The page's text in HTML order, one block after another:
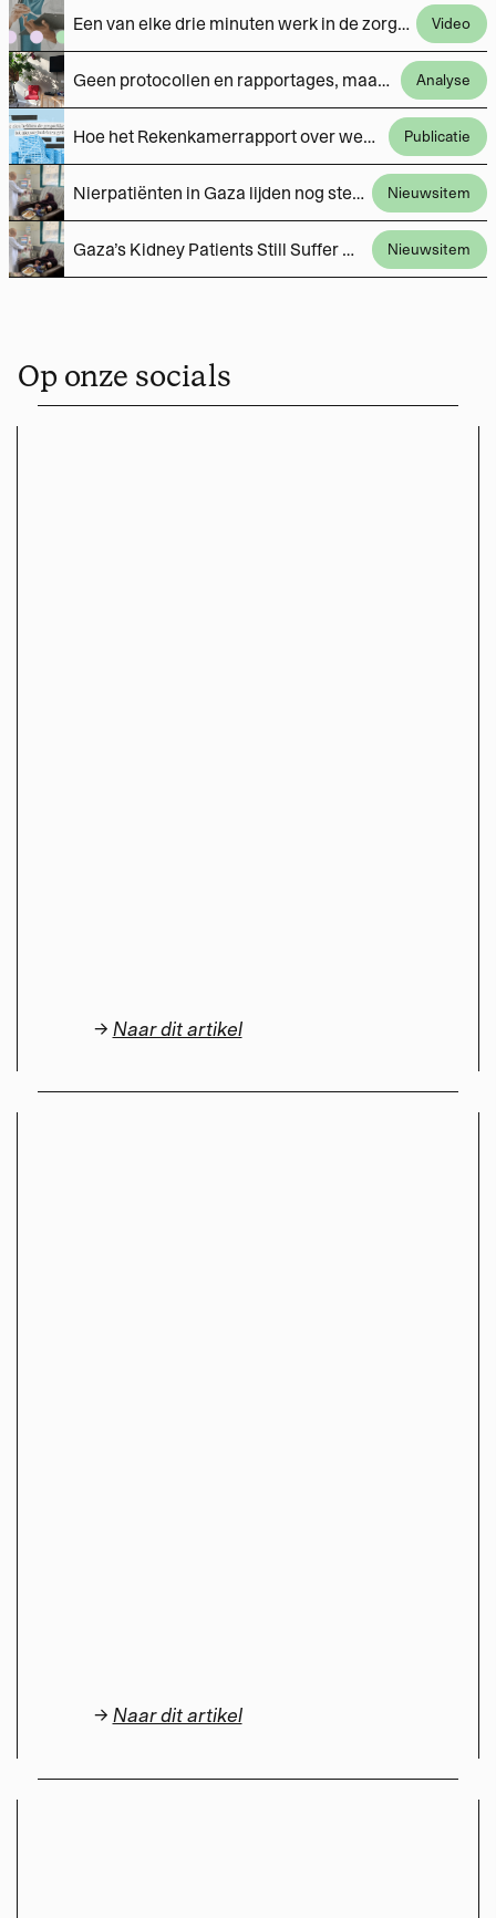
Een van elke drie minuten werk in de zorg naar administratie. Wat gaat er mis? Video
Geen protocollen en rapportages, maar fietstochtjes met cliënten. ‘Hoe mooi is dat, dat dat nu kan?’ Analyse
Hoe het Rekenkamerrapport over wensen en zorgen van Overvechters in een la belandde Publicatie
Nierpatiënten in Gaza lijden nog steeds dagelijks onder door Israël opgelegde tekorten Nieuwsitem
Gaza’s Kidney Patients Still Suffer Daily Under Israeli-Imposed Shortages Nieuwsitem
Op onze socials
→ Naar dit artikel
→ Naar dit artikel